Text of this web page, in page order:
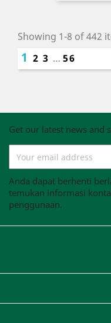
Showing 1-8 of 442
1 2 3 … 56
Get our latest news and
Anda dapat berhenti
temukan informasi
penggunaan.